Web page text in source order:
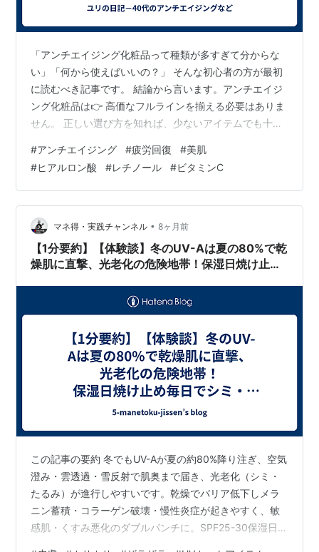
「アンチエイジング化粧品って種類が多すぎて分からな
い」「何から使えばいいの？」 そんな初心者の方が最初
に読むべき記事です。 結論から言います。アンチエイジ
ング化粧品は👉 高価なフルラインを揃える必要はありま
せん。 正しい選び方を知れば、少ないアイテムでも十分
チエイジング化粧品とは、年齢とともに感じやすくなる
乾燥 ハリ不足 くすみ などにアプローチする目的の化粧
品です。 ※医薬品ではなく、👉 日々のスキンケアをサポ
ートするものになります。 初心者がアンチエイジング化
粧品を選ぶ前に知っておくこと まずは大切な前提から。
① いきなり全部揃えな…
#アンチエイジング #疲労回復 #美肌
#ヒアルロン酸 #レチノール #ビタミンC
マネ得・実践チャンネル • 8ヶ月前
【1分要約】【体験談】冬のUV-Aは夏の80%で乾
燥肌に直撃、光老化の危険地帯！保湿日焼け止め
この記事の要約 冬でもUV-Aが夏の約80%降り注ぎ、空気
澄み・雲透過・雪反射で肌奥まで届き、光老化（シミ・
たるみ）が進行しやすいです。乾燥でバリア低下しメラ
ニン蓄積・コラーゲン破壊・慢性炎症が起きやすく、敏
感肌・くすみ悪化のダブルパンチに。SPF25-30保湿日焼